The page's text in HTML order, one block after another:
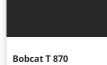
BobcatT 870